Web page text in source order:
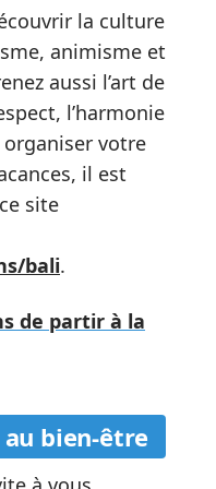
la culture
animisme et
aussi l’art de
l’harmonie
votre
il est
site
bali.
de partir à la
bien-être